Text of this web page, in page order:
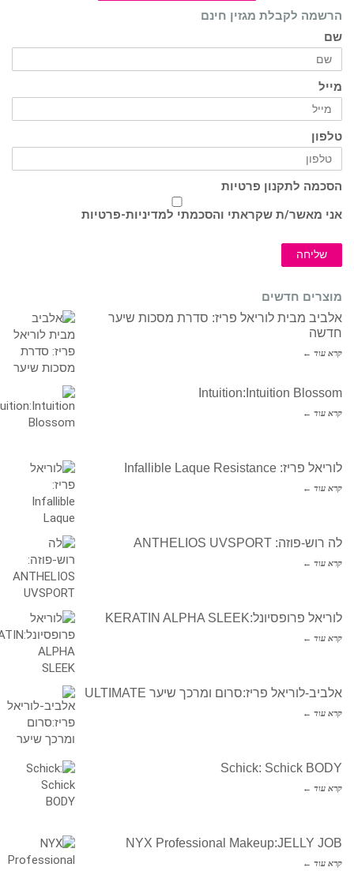
הרשמה לקבלת מגזין חינם
שם
מייל
טלפון
הסכמה לתקנון פרטיות
אני מאשר/ת שקראתי והסכמתי למדיניות-פרטיות
שליחה
מוצרים חדשים
אלביב מבית לוריאל פריז: סדרת מסכות שיער
חדשה
קרא עוד ←
Intuition:Intuition Blossom
קרא עוד ←
לוריאל פריז: Infallible Laque Resistance
קרא עוד ←
לה רוש-פוזה: ANTHELIOS UVSPORT
קרא עוד ←
לוריאל פרופסיונל:KERATIN ALPHA SLEEK
קרא עוד ←
אלביב-לוריאל פריז:סרום ומרכך שיער ULTIMATE
קרא עוד ←
Schick: Schick BODY
קרא עוד ←
NYX Professional Makeup:JELLY JOB
קרא עוד ←